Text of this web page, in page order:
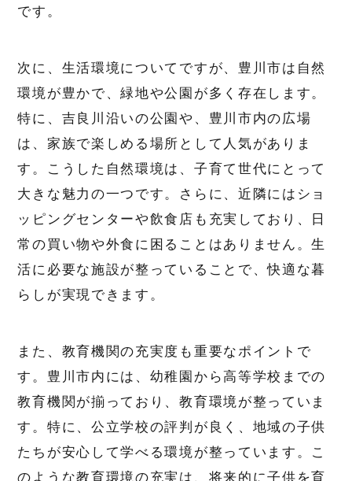
です。
次に、生活環境についてですが、豊川市は自然
環境が豊かで、緑地や公園が多く存在します。
特に、吉良川沿いの公園や、豊川市内の広場
は、家族で楽しめる場所として人気がありま
す。こうした自然環境は、子育て世代にとって
大きな魅力の一つです。さらに、近隣にはショ
ッピングセンターや飲食店も充実しており、日
常の買い物や外食に困ることはありません。生
活に必要な施設が整っていることで、快適な暮
らしが実現できます。
また、教育機関の充実度も重要なポイントで
す。豊川市内には、幼稚園から高等学校までの
教育機関が揃っており、教育環境が整っていま
す。特に、公立学校の評判が良く、地域の子供
たちが安心して学べる環境が整っています。こ
のような教育環境の充実は、将来的に子供を育